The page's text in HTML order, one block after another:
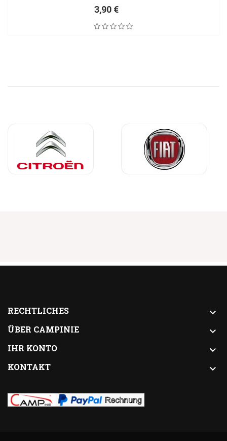
3,90 €
RECHTLICHES 
ÜBER CAMPINIE 
IHR KONTO 
KONTAKT 